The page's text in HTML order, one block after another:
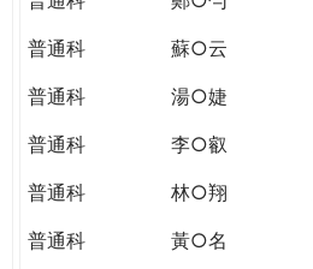
普通科
蘇○云
普通科
湯○婕
普通科
李○叡
普通科
林○翔
普通科
黃○名